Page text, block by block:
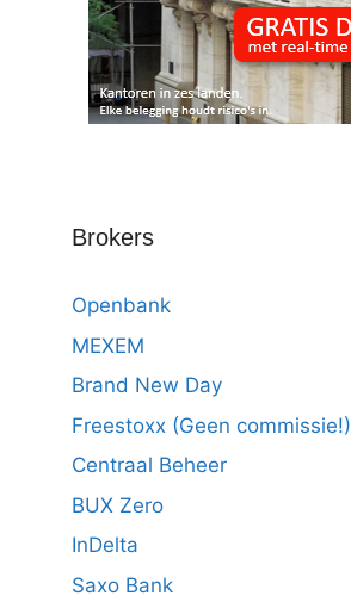
Brokers
Openbank
MEXEM
Brand New Day
Freestoxx (Geen commissie!)
Centraal Beheer
BUX Zero
InDelta
Saxo Bank